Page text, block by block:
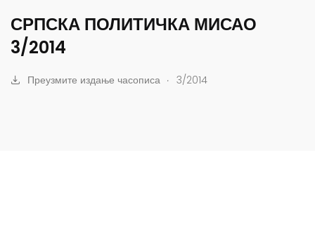
СРПСКА ПОЛИТИЧКА МИСАО
3/2014
Преузмите издање часописа . 3/2014